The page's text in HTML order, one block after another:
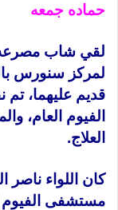
حماده جمعه
لقي شاب مصرعه
لمركز سنورس
قديم عليهما،
الفيوم العام،
العلاج.
كان اللواء ناصر
مستشفى الفيوم